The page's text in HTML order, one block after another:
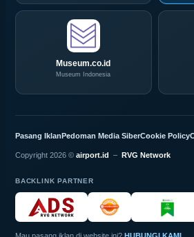
Museum.co.id
Museum Indonesia
Pasang IklanPedoman Media SiberCookie Policy
Copyright 2026 © airport.id – RVG Network
BACKLINK PARTNER